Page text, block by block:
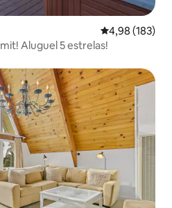
4,98 de uma
4,98 (183)
Aluguel 5 estrelas!